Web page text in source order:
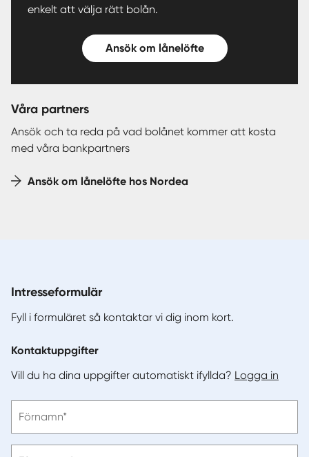
enkelt att välja rätt bolån.
Ansök om lånelöfte
Våra partners
Ansök och ta reda på vad bolånet kommer att kosta
med våra bankpartners
Ansök om lånelöfte hos Nordea
Intresseformulär
Fyll i formuläret så kontaktar vi dig inom kort.
Kontaktuppgifter
Vill du ha dina uppgifter automatiskt ifyllda? Logga in
ange
Förnamn*